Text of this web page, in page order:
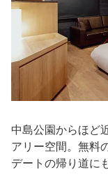
中島公園からほど
アリー空間。無料
デートの帰り道に